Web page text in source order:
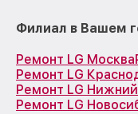
Филиал в Вашем
Ремонт LG Москва
Ремонт LG
Ремонт LG
Ремонт LG